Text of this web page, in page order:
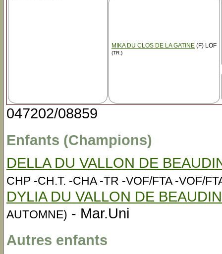
MIKA DU CLOS DE LA GATINE (F) LOF
(TR.)
047202/08859
Enfants (Champions)
DELLA DU VALLON DE
CHP -CH.T. -CHA -TR -VOF/FTA -VOF/
DYLIA DU VALLON DE
AUTOMNE) - Mar.Uni
Autres enfants